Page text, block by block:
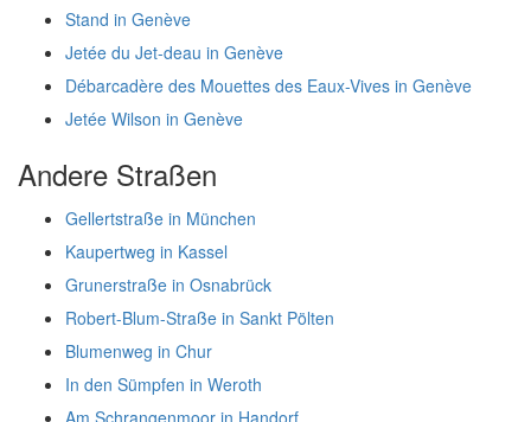
Stand in Genève
Jetée du Jet-deau in Genève
Débarcadère des Mouettes des Eaux-Vives in Genève
Jetée Wilson in Genève
Andere Straßen
Gellertstraße in München
Kaupertweg in Kassel
Grunerstraße in Osnabrück
Robert-Blum-Straße in Sankt Pölten
Blumenweg in Chur
In den Sümpfen in Weroth